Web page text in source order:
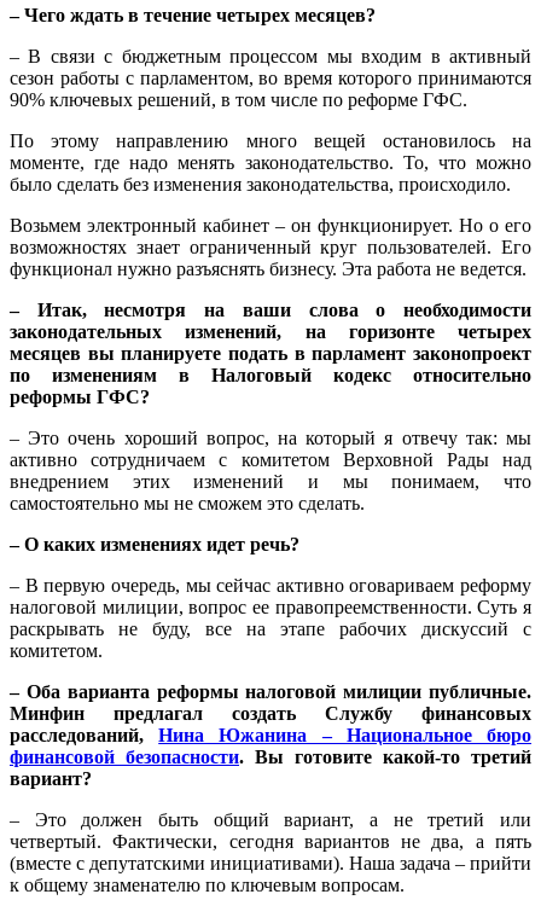
– Чего ждать в течение четырех месяцев?
– В связи с бюджетным процессом мы входим в активный
сезон работы с парламентом, во время которого принимаются
90% ключевых решений, в том числе по реформе ГФС.
По этому направлению много вещей остановилось на
моменте, где надо менять законодательство. То, что можно
было сделать без изменения законодательства, происходило.
Возьмем электронный кабинет – он функционирует. Но о его
возможностях знает ограниченный круг пользователей. Его
функционал нужно разъяснять бизнесу. Эта работа не ведется.
– Итак, несмотря на ваши слова о необходимости
законодательных изменений, на горизонте четырех
месяцев вы планируете подать в парламент законопроект
по изменениям в Налоговый кодекс относительно
реформы ГФС?
– Это очень хороший вопрос, на который я отвечу так: мы
активно сотрудничаем с комитетом Верховной Рады над
внедрением этих изменений и мы понимаем, что
самостоятельно мы не сможем это сделать.
– О каких изменениях идет речь?
– В первую очередь, мы сейчас активно оговариваем реформу
налоговой милиции, вопрос ее правопреемственности. Суть я
раскрывать не буду, все на этапе рабочих дискуссий с
комитетом.
– Оба варианта реформы налоговой милиции публичные.
Минфин предлагал создать Службу финансовых
расследований,Нина Южанина – Национальное бюро
финансовой безопасности. Вы готовите какой-то третий
вариант?
– Это должен быть общий вариант, а не третий или
четвертый. Фактически, сегодня вариантов не два, а пять
(вместе с депутатскими инициативами). Наша задача – прийти
к общему знаменателю по ключевым вопросам.